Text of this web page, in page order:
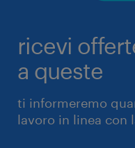
ricevi
a queste
ti informeremo
lavoro in linea con